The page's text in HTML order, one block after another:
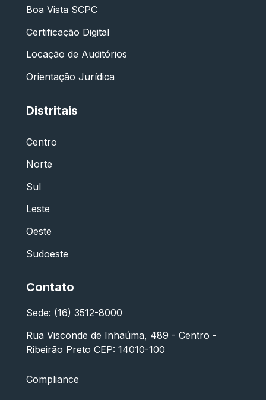
Boa Vista SCPC
Certificação Digital
Locação de Auditórios
Orientação Jurídica
Distritais
Centro
Norte
Sul
Leste
Oeste
Sudoeste
Contato
Sede: (16) 3512-8000
Rua Visconde de Inhaúma, 489 - Centro -
Ribeirão Preto CEP: 14010-100
Compliance